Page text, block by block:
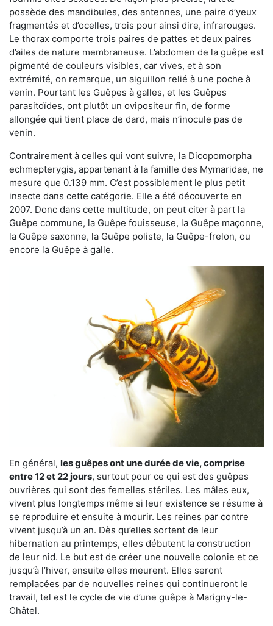
possède des mandibules, des antennes, une paire d’yeux
fragmentés et d’ocelles, trois pour ainsi dire, infrarouges.
Le thorax comporte trois paires de pattes et deux paires
d’ailes de nature membraneuse. L’abdomen de la guêpe est
pigmenté de couleurs visibles, car vives, et à son
extrémité, on remarque, un aiguillon relié à une poche à
venin. Pourtant les Guêpes à galles, et les Guêpes
parasitoïdes, ont plutôt un ovipositeur fin, de forme
allongée qui tient place de dard, mais n’inocule pas de
venin.
Contrairement à celles qui vont suivre, la Dicopomorpha
echmepterygis, appartenant à la famille des Mymaridae, ne
mesure que 0.139 mm. C’est possiblement le plus petit
insecte dans cette catégorie. Elle a été découverte en
2007. Donc dans cette multitude, on peut citer à part la
Guêpe commune, la Guêpe fouisseuse, la Guêpe maçonne,
la Guêpe saxonne, la Guêpe poliste, la Guêpe-frelon, ou
encore la Guêpe à galle.
En général, les guêpes ont une durée de vie, comprise
entre 12 et 22 jours, surtout pour ce qui est des guêpes
ouvrières qui sont des femelles stériles. Les mâles eux,
vivent plus longtemps même si leur existence se résume à
se reproduire et ensuite à mourir. Les reines par contre
vivent jusqu’à un an. Dès qu’elles sortent de leur
hibernation au printemps, elles débutent la construction
de leur nid. Le but est de créer une nouvelle colonie et ce
jusqu’à l’hiver, ensuite elles meurent. Elles seront
remplacées par de nouvelles reines qui continueront le
travail, tel est le cycle de vie d’une guêpe à Marigny-le-
Châtel.